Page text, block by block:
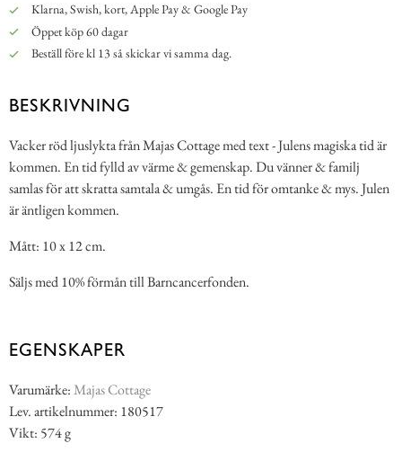
Klarna, Swish, kort, Apple Pay & Google Pay
Öppet köp 60 dagar
Beställ före kl 13 så skickar vi samma dag.
BESKRIVNING
Vacker röd ljuslykta från Majas Cottage med text - Julens magiska tid är
kommen. En tid fylld av värme & gemenskap. Du vänner & familj
samlas för att skratta samtala & umgås. En tid för omtanke & mys. Julen
är äntligen kommen.
Mått: 10 x 12 cm.
Säljs med 10% förmån till Barncancerfonden.
EGENSKAPER
Varumärke:Majas Cottage
Lev. artikelnummer: 180517
Vikt: 574 g